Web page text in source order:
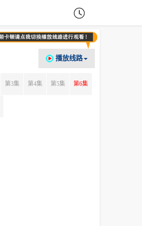
播放线路
第3集 第4集 第5集 第6集